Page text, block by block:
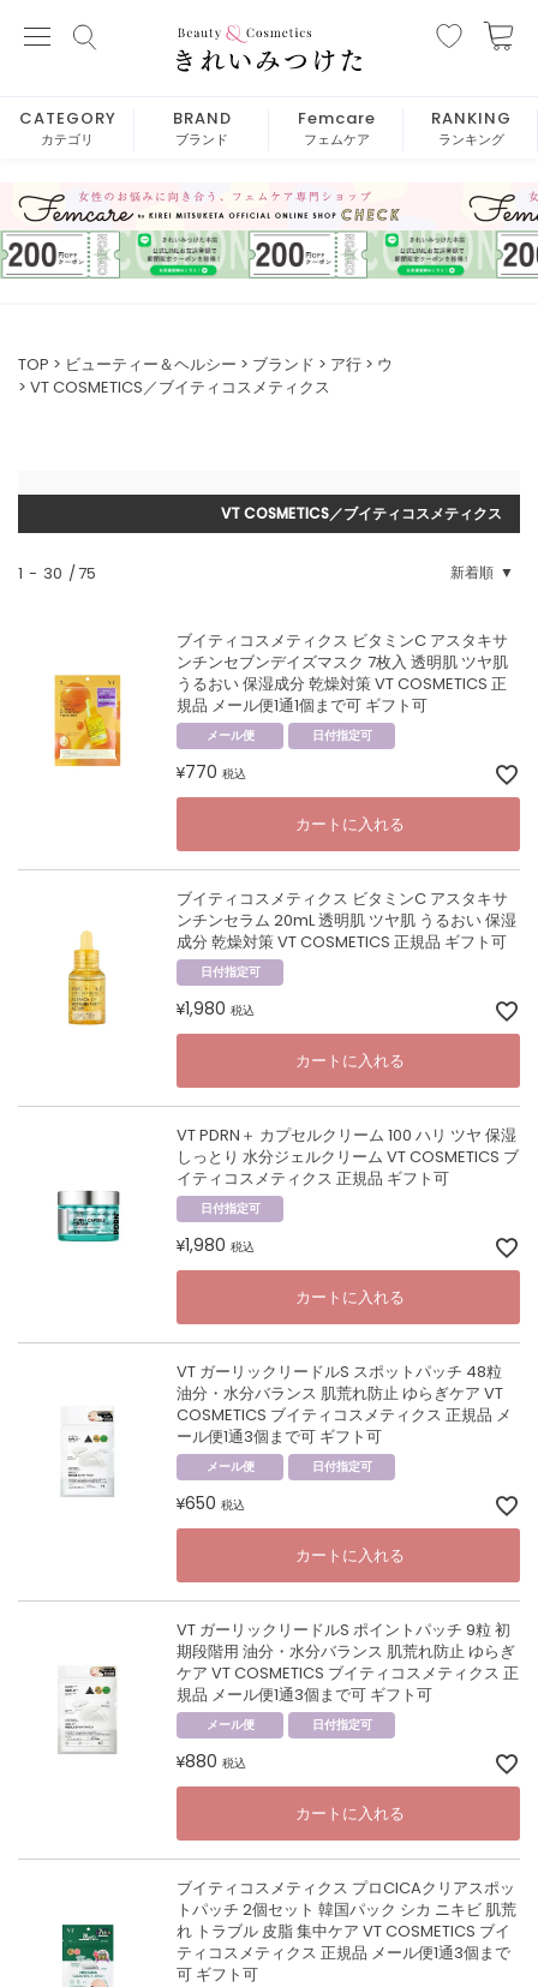
CATEGORY
カテゴリ
BRAND
ブランド
Femcare
フェムケア
RANKING
ランキング
TOP ビューティー＆ヘルシー ブランド ア行
ウ
VT COSMETICS／ブイティコスメティクス
VT COSMETICS／ブイティコスメティクス
新着順
1 - 30 75
ブイティコスメティクス ビタミンC アスタキサ
ンチンセブンデイズマスク 7枚入 透明肌 ツヤ肌
うるおい 保湿成分 乾燥対策 VT COSMETICS 正
規品 メール便1通1個まで可 ギフト可
メール便 日付指定可
¥770 税込
カートに入れる
ブイティコスメティクス ビタミンC アスタキサ
ンチンセラム 20mL 透明肌 ツヤ肌 うるおい 保湿
成分 乾燥対策 VT COSMETICS 正規品 ギフト可
日付指定可
¥1,980 税込
カートに入れる
VT PDRN＋ カプセルクリーム 100 ハリ ツヤ 保湿
しっとり 水分ジェルクリーム VT COSMETICS ブ
イティコスメティクス 正規品 ギフト可
日付指定可
¥1,980 税込
カートに入れる
VT ガーリックリードルS スポットパッチ 48粒
油分・水分バランス 肌荒れ防止 ゆらぎケア VT
COSMETICS ブイティコスメティクス 正規品 メ
ール便1通3個まで可 ギフト可
メール便 日付指定可
¥650 税込
カートに入れる
VT ガーリックリードルS ポイントパッチ 9粒 初
期段階用 油分・水分バランス 肌荒れ防止 ゆらぎ
ケア VT COSMETICS ブイティコスメティクス 正
規品 メール便1通3個まで可 ギフト可
メール便 日付指定可
¥880 税込
カートに入れる
ブイティコスメティクス プロCICAクリアスポッ
トパッチ 2個セット 韓国パック シカ ニキビ 肌荒
れ トラブル 皮脂 集中ケア VT COSMETICS ブイ
ティコスメティクス 正規品 メール便1通3個まで
可 ギフト可